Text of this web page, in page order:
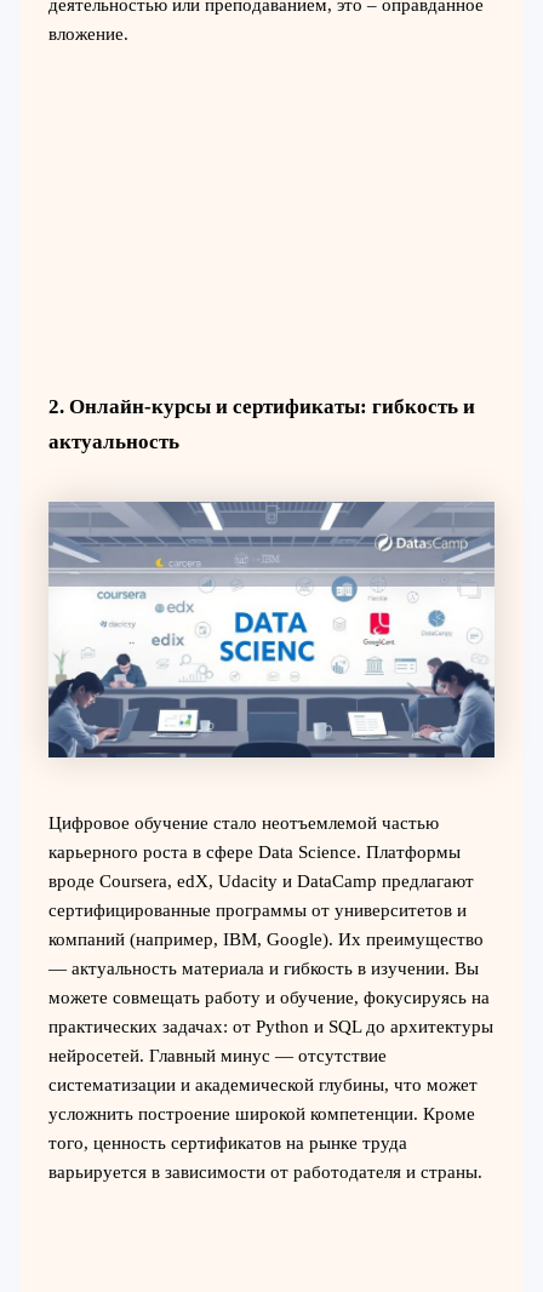
деятельностью или преподаванием, это – оправданное
вложение.
2. Онлайн-курсы и сертификаты: гибкость и
актуальность
Цифровое обучение стало неотъемлемой частью
карьерного роста в сфере Data Science. Платформы
вроде Coursera, edX, Udacity и DataCamp предлагают
сертифицированные программы от университетов и
компаний (например, IBM, Google). Их преимущество
— актуальность материала и гибкость в изучении. Вы
можете совмещать работу и обучение, фокусируясь на
практических задачах: от Python и SQL до архитектуры
нейросетей. Главный минус — отсутствие
систематизации и академической глубины, что может
усложнить построение широкой компетенции. Кроме
того, ценность сертификатов на рынке труда
варьируется в зависимости от работодателя и страны.